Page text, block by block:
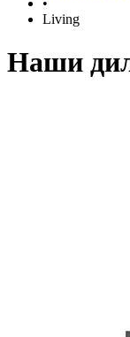
•
Living
Наши